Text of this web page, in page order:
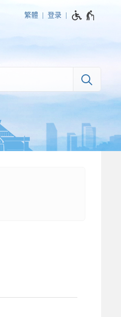
繁體 登录